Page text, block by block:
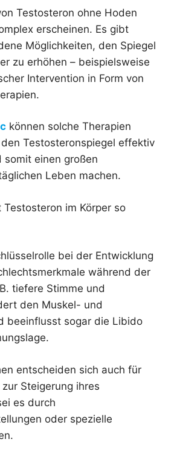
Testosteron ohne Hoden
erscheinen. Es gibt
Möglichkeiten, den Spiegel
zu erhöhen – beispielsweise
Intervention in Form von
können solche Therapien
Testosteronspiegel effektiv
somit einen großen
Leben machen.
im Körper so
bei der Entwicklung
während der
tiefere Stimme und
den Muskel- und
beeinflusst sogar die Libido
entscheiden sich auch für
Steigerung ihres
es durch
oder spezielle